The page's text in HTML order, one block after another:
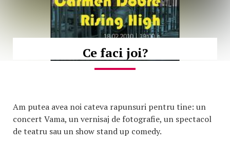
Ce faci joi?
Am putea avea noi cateva rapunsuri pentru tine: un
concert Vama, un vernisaj de fotografie, un spectacol
de teatru sau un show stand up comedy.